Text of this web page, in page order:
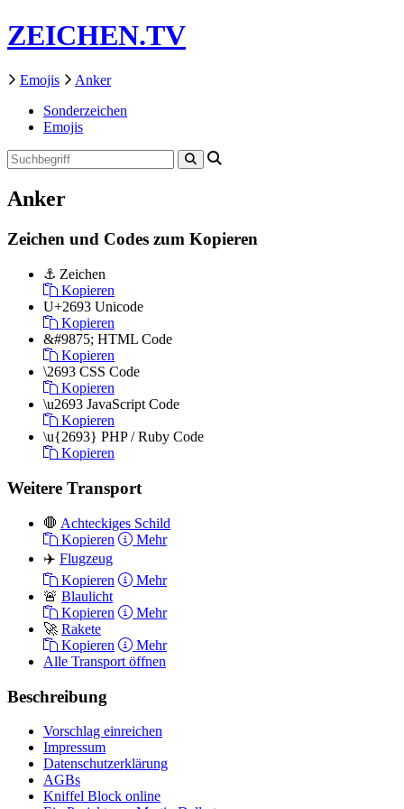
ZEICHEN.TV
Emojis
Anker
Sonderzeichen
Emojis
Anker
Zeichen und Codes zum Kopieren
⚓ Zeichen
Kopieren
U+2693 Unicode
Kopieren
&#9875; HTML Code
Kopieren
\2693 CSS Code
Kopieren
\u2693 JavaScript Code
Kopieren
\u{2693} PHP / Ruby Code
Kopieren
Weitere Transport
🛑 Achteckiges Schild
Kopieren
Mehr
✈️ Flugzeug
Kopieren
Mehr
🚨 Blaulicht
Kopieren
Mehr
🚀 Rakete
Kopieren
Mehr
Alle Transport öffnen
Beschreibung
Vorschlag einreichen
Impressum
Datenschutzerklärung
AGBs
Kniffel Block online